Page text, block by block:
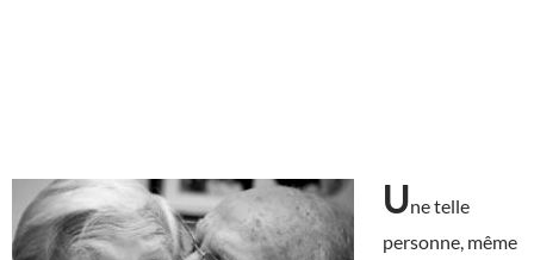
Une telle
personne, même